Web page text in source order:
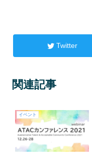
Twitter
関連記事
イベント